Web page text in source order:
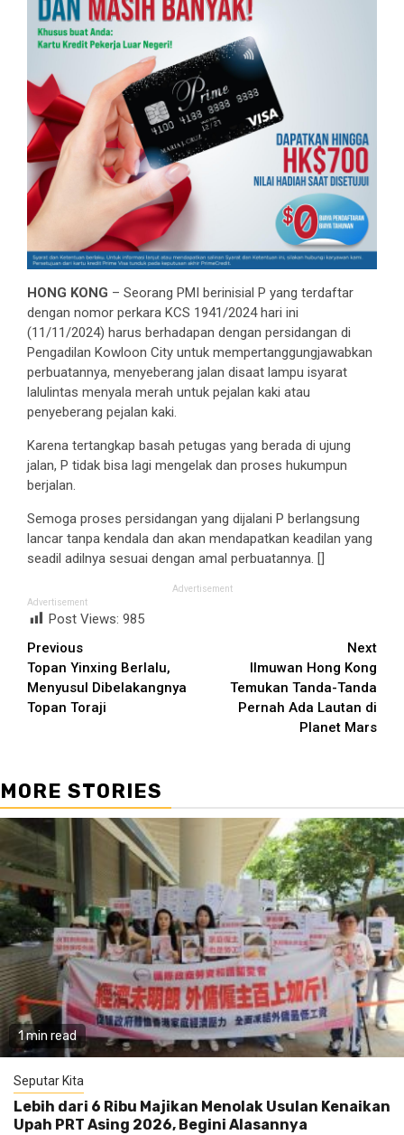
HONG KONG – Seorang PMI berinisial P yang terdaftar
dengan nomor perkara KCS 1941/2024 hari ini
(11/11/2024) harus berhadapan dengan persidangan di
Pengadilan Kowloon City untuk mempertanggungjawabkan
perbuatannya, menyeberang jalan disaat lampu isyarat
lalulintas menyala merah untuk pejalan kaki atau
penyeberang pejalan kaki.
Karena tertangkap basah petugas yang berada di ujung
jalan, P tidak bisa lagi mengelak dan proses hukumpun
berjalan.
Semoga proses persidangan yang dijalani P berlangsung
lancar tanpa kendala dan akan mendapatkan keadilan yang
seadil adilnya sesuai dengan amal perbuatannya. []
Advertisement
Advertisement
Post Views: 985
Continue
Reading
Previous
Topan Yinxing Berlalu,
Menyusul Dibelakangnya
Topan Toraji
Next
Ilmuwan Hong Kong
Temukan Tanda-Tanda
Pernah Ada Lautan di
Planet Mars
MORE STORIES
1 min read
Seputar Kita
Lebih dari 6 Ribu Majikan Menolak Usulan Kenaikan
Upah PRT Asing 2026, Begini Alasannya